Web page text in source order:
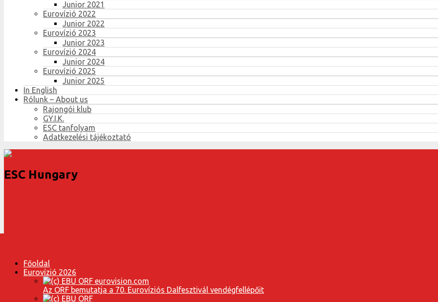
Junior 2021
Eurovízió 2022
Junior 2022
Eurovízió 2023
Junior 2023
Eurovízió 2024
Junior 2024
Eurovízió 2025
Junior 2025
In English
Rólunk – About us
Rajongói klub
GY.I.K.
ESC tanfolyam
Adatkezelési tájékoztató
ESC Hungary
Főoldal
Eurovízió 2026
Az ORF bemutatja a 70. Eurovíziós Dalfesztivál vendégfellépőit